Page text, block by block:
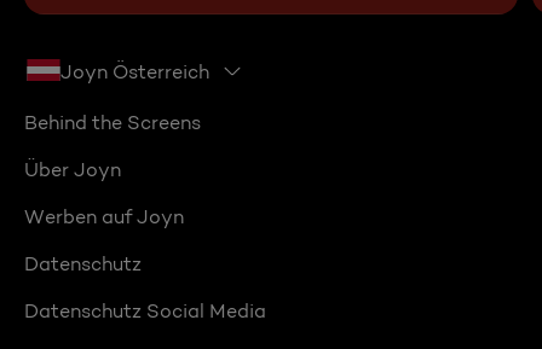
Joyn Österreich
Behind the Screens
Über Joyn
Werben auf Joyn
Datenschutz
Datenschutz Social Media